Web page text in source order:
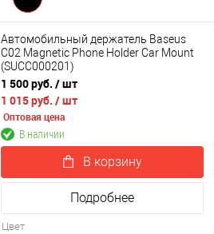
Автомобильный держатель Baseus
C02 Magnetic Phone Holder Car Mount
(SUCC000201)
1 500 руб. / шт
1 015 руб. / шт
Оптовая цена
В наличии
В корзину
Подробнее
Цвет